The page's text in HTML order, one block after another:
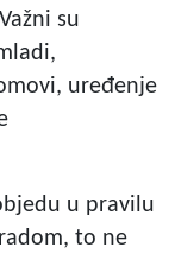
su
uređenje
u pravilu
to ne